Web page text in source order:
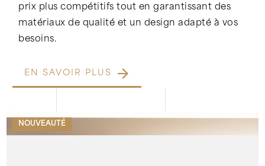
prix plus compétitifs tout en garantissant des
matériaux de qualité et un design adapté à vos
besoins.
EN SAVOIR PLUS
NOUVEAUTÉ